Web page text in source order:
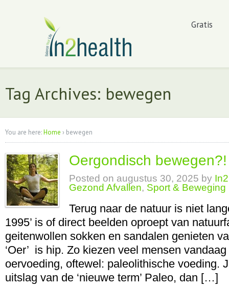
Gratis
Tag Archives: bewegen
You are here:Home › bewegen
Oergondisch bewegen?!
Posted on augustus 30, 2025 by
Gezond Afvallen, Sport & Beweging
Terug naar de natuur is niet
1995’ is of direct beelden oproept van
geitenwollen sokken en sandalen genieten
‘Oer’ is hip. Zo kiezen veel mensen
oervoeding, oftewel: paleolithische voeding.
uitslag van de ‘nieuwe term’ Paleo, dan […]